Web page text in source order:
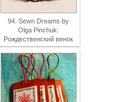
94. Sewn Dreams by
Olga Pinchuk:
Рождественский венок